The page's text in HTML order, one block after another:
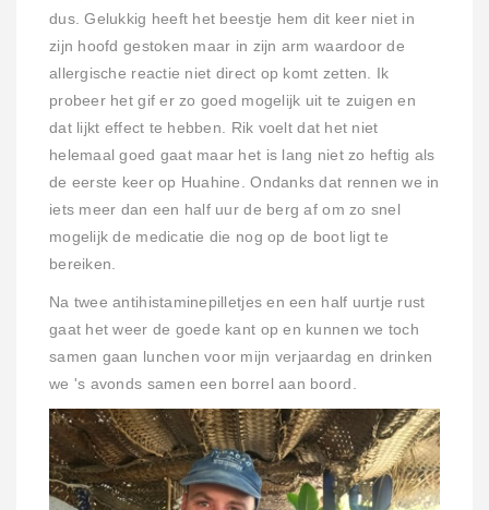
dus. Gelukkig heeft het beestje hem dit keer niet in
zijn hoofd gestoken maar in zijn arm waardoor de
allergische reactie niet direct op komt zetten. Ik
probeer het gif er zo goed mogelijk uit te zuigen en
dat lijkt effect te hebben. Rik voelt dat het niet
helemaal goed gaat maar het is lang niet zo heftig als
de eerste keer op Huahine. Ondanks dat rennen we in
iets meer dan een half uur de berg af om zo snel
mogelijk de medicatie die nog op de boot ligt te
bereiken.
Na twee antihistaminepilletjes en een half uurtje rust
gaat het weer de goede kant op en kunnen we toch
samen gaan lunchen voor mijn verjaardag en drinken
we 's avonds samen een borrel aan boord.